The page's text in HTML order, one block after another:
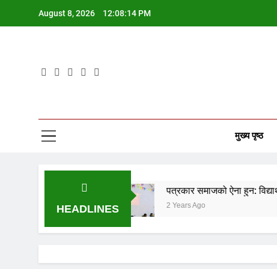
August 8, 2026 12:08:14 PM
मुख्य पृष्ठ
HEADLINES
पत्रकार समाजको ऐना हुन: विद्यार्थी नेता रसाईली
2 Years Ago